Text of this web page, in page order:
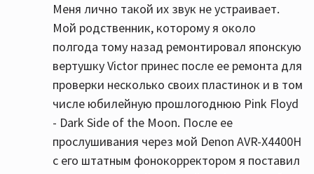
Меня лично такой их звук не устраивает.
Мой родственник, которому я около
полгода тому назад ремонтировал японскую
вертушку Victor принес после ее ремонта для
проверки несколько своих пластинок и в том
числе юбилейную прошлогоднюю Pink Floyd
- Dark Side of the Moon. После ее
прослушивания через мой Denon AVR-X4400H
с его штатным фонокорректором я поставил